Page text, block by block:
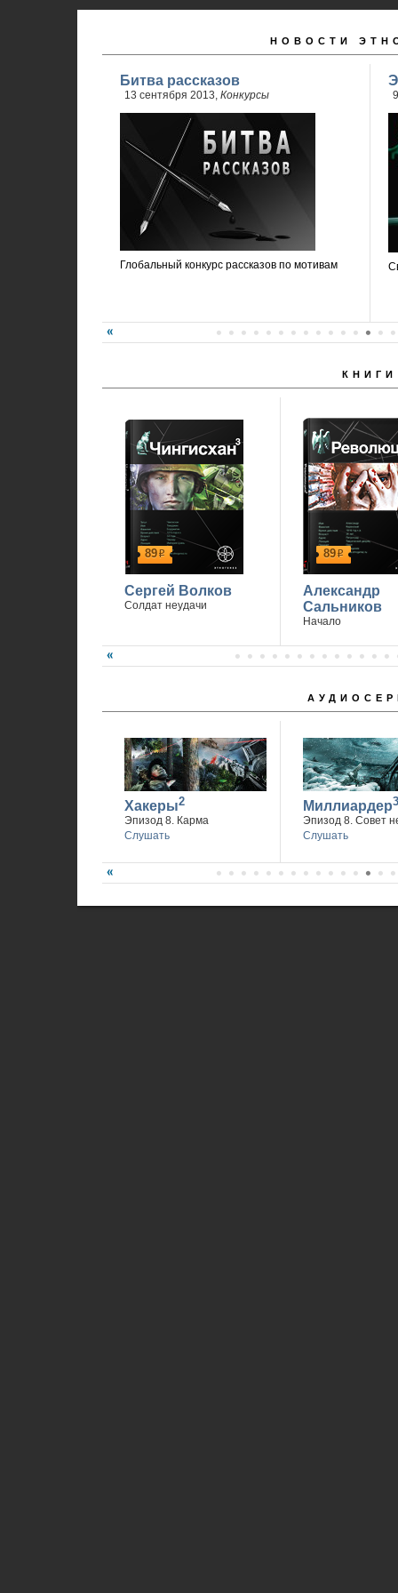
НОВОСТИ
Битва рассказов
13 сентября 2013, Конкурсы
Глобальный конкурс рассказов по мотивам
КНИГИ
89р
Сергей Волков
Солдат неудачи
89р
Александр
Сальников
Начало
Хакеры2
Эпизод 8. Карма
Слушать
Миллиардер3
Эпизод 8. Совет
Слушать